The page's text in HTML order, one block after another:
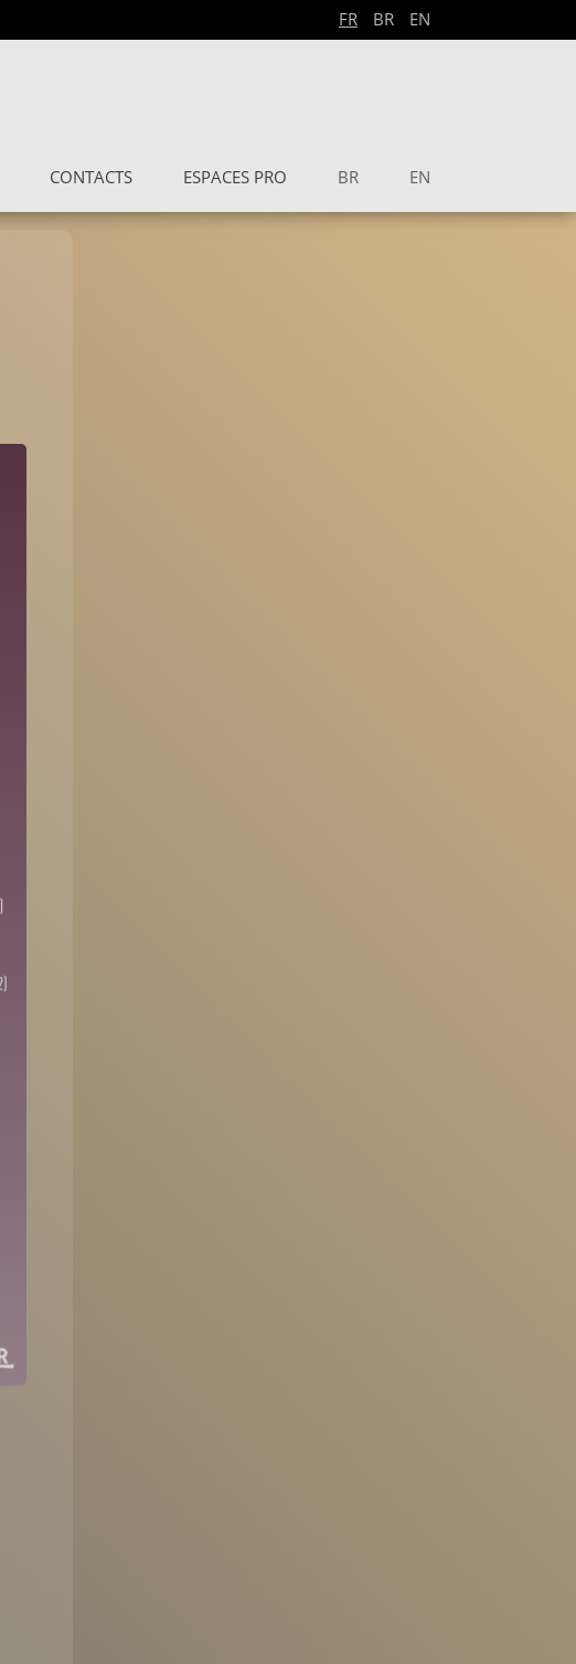
FR BR EN
CONTACTS ESPACES PRO BR EN